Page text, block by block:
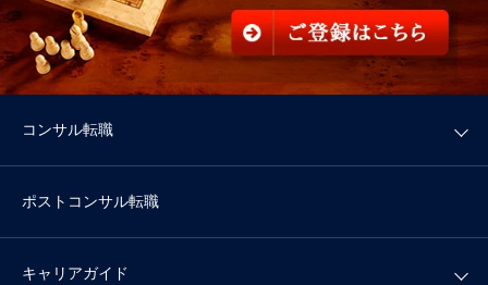
コンサル転職
ポストコンサル転職
キャリアガイド